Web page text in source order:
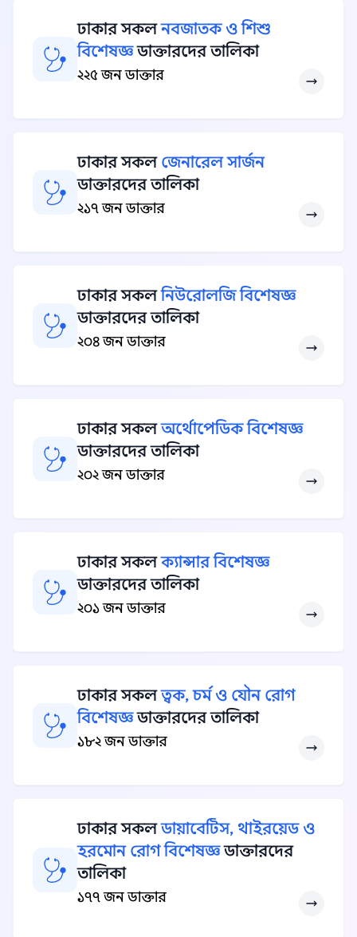
ঢাকার সকলনবজাতক ও শিশু
বিশেষজ্ঞডাক্তারদের তালিকা
২২৫ জন ডাক্তার
ঢাকার সকল জেনারেল সার্জন
ডাক্তারদের তালিকা
২১৭ জন ডাক্তার
ঢাকার সকলনিউরোলজি বিশেষজ্ঞ
ডাক্তারদের তালিকা
২০৪ জন ডাক্তার
ঢাকার সকলঅর্থোপেডিক বিশেষজ্ঞ
ডাক্তারদের তালিকা
২০২ জন ডাক্তার
ঢাকার সকলক্যান্সার বিশেষজ্ঞ
ডাক্তারদের তালিকা
২০১ জন ডাক্তার
ঢাকার সকলত্বক, চর্ম ও যৌন রোগ
বিশেষজ্ঞডাক্তারদের তালিকা
১৮২ জন ডাক্তার
ঢাকার সকলডায়াবেটিস, থাইরয়েড ও
হরমোন রোগ বিশেষজ্ঞডাক্তারদের
তালিকা
১৭৭ জন ডাক্তার